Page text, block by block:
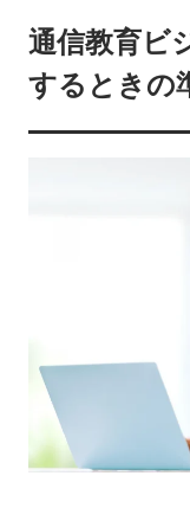
通信教育ビ
するときの